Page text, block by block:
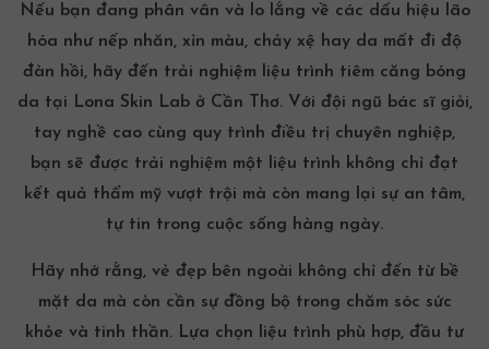
Nếu bạn đang phân vân và lo lắng về các dấu hiệu lão
hóa như nếp nhăn, xỉn màu, chảy xệ hay da mất đi độ
đàn hồi, hãy đến trải nghiệm liệu trình tiêm căng bóng
da tại Lona Skin Lab ở Cần Thơ. Với đội ngũ bác sĩ giỏi,
tay nghề cao cùng quy trình điều trị chuyên nghiệp,
bạn sẽ được trải nghiệm một liệu trình không chỉ đạt
kết quả thẩm mỹ vượt trội mà còn mang lại sự an tâm,
tự tin trong cuộc sống hàng ngày.
Hãy nhớ rằng, vẻ đẹp bên ngoài không chỉ đến từ bề
mặt da mà còn cần sự đồng bộ trong chăm sóc sức
khỏe và tinh thần. Lựa chọn liệu trình phù hợp, đầu tư